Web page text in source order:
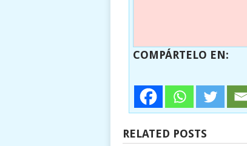
COMPÁRTELO EN:
RELATED POSTS